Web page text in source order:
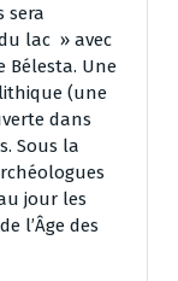
sera
lac » avec
Bélesta. Une
(une
dans
Sous la
jour les
l’Âge des